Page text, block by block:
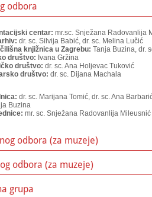
odbora
centar: mr.sc. Snježana Radovanlija
dr. sc. Silvija Babić, dr. sc. Melina Lučić
knjižnica u Zagrebu: Tanja Buzina, dr.
društvo: Ivana Gržina
društvo: dr. sc. Ana Holjevac Tuković
društvo: dr. sc. Dijana Machala
dr. sc. Marijana Tomić, dr. sc. Ana
Buzina
mr. sc. Snježana Radovanlija Mileusnić
odbora (za muzeje)
odbora (za muzeje)
grupa